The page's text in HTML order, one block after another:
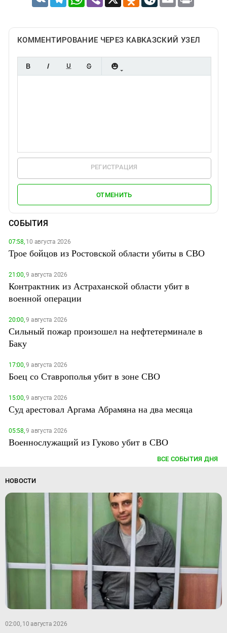
КОММЕНТИРОВАНИЕ ЧЕРЕЗ КАВКАЗСКИЙ УЗЕЛ
РЕГИСТРАЦИЯ
ОТМЕНИТЬ
СОБЫТИЯ
07:58,10 августа 2026
Трое бойцов из Ростовской области убиты в СВО
21:00,9 августа 2026
Контрактник из Астраханской области убит в
военной операции
20:00,9 августа 2026
Сильный пожар произошел на нефтетерминале в
Баку
17:00,9 августа 2026
Боец со Ставрополья убит в зоне СВО
15:00,9 августа 2026
Суд арестовал Аргама Абрамяна на два месяца
05:58,9 августа 2026
Военнослужащий из Гуково убит в СВО
ВСЕ СОБЫТИЯ ДНЯ
НОВОСТИ
02:00, 10 августа 2026